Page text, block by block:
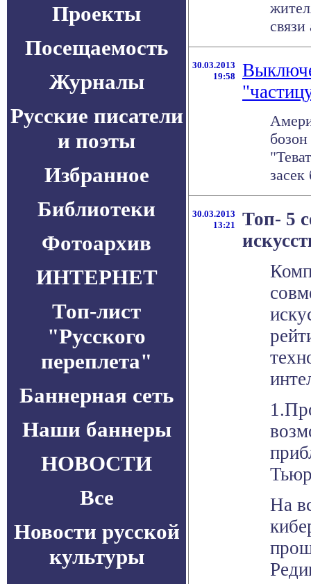
Проекты
Посещаемость
Журналы
Русские писатели
и поэты
Избранное
Библиотеки
Фотоархив
ИНТЕРНЕТ
Топ-лист
"Русского
переплета"
Баннерная сеть
Наши баннеры
НОВОСТИ
Все
Новости русской
культуры
30.03.2013
19:58
30.03.2013
13:21
Топ- 5
На